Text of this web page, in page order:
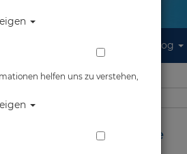
Reisen Blog
Tri-Quest - Transp. Cobalt Blue
- Transp. Cobalt Blue
helfen uns zu verstehen,